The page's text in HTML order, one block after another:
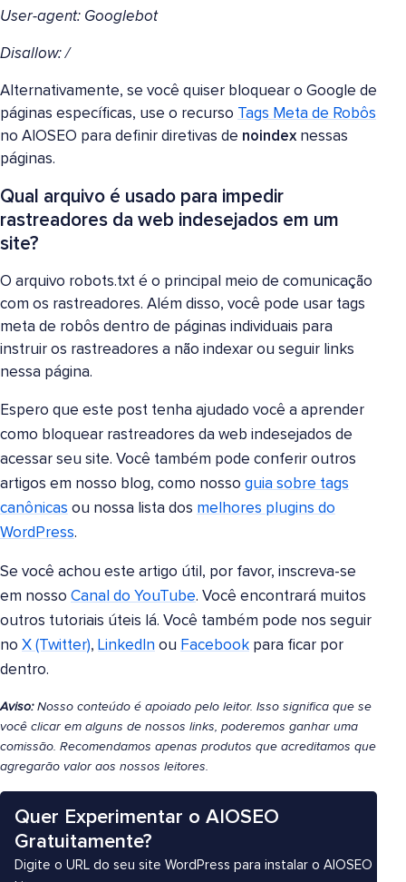
User-agent: Googlebot
Disallow: /
Alternativamente, se você quiser bloquear o Google de
páginas específicas, use o recurso Tags Meta de Robôs
no AIOSEO para definir diretivas de noindexnessas
páginas.
Qual arquivo é usado para impedir
rastreadores da web indesejados em um
site?
O arquivo robots.txt é o principal meio de comunicação
com os rastreadores. Além disso, você pode usar tags
meta de robôs dentro de páginas individuais para
instruir os rastreadores a não indexar ou seguir links
nessa página.
Espero que este post tenha ajudado você a aprender
como bloquear rastreadores da web indesejados de
acessar seu site. Você também pode conferir outros
artigos em nosso blog, como nosso guia sobre tags
canônicas ou nossa lista dos melhores plugins do
WordPress.
Se você achou este artigo útil, por favor, inscreva-se
em nosso Canal do YouTube. Você encontrará muitos
outros tutoriais úteis lá. Você também pode nos seguir
no X (Twitter), LinkedIn ou Facebook para ficar por
dentro.
Aviso:Nosso conteúdo é apoiado pelo leitor. Isso significa que se
você clicar em alguns de nossos links, poderemos ganhar uma
comissão. Recomendamos apenas produtos que acreditamos que
agregarão valor aos nossos leitores.
Quer Experimentar o AIOSEO
Gratuitamente?
Digite o URL do seu site WordPress para instalar o AIOSEO